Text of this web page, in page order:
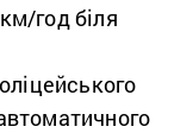
год біля